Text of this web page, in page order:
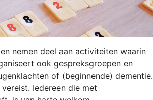
nemen deel aan activiteiten waarin
ook gespreksgroepen en
of (beginnende) dementie.
Iedereen die met